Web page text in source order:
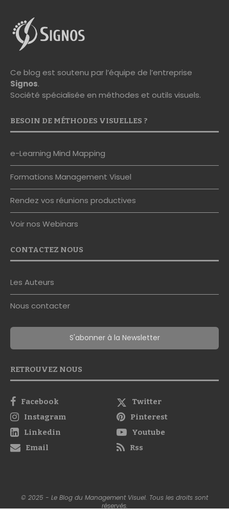
Ce blog est soutenu par l’équipe de l’entreprise
Signos.
Société spécialisée en méthodes et outils visuels.
BESOIN DE MÉTHODES VISUELLES ?
e-Learning Mind Mapping
Formations Management Visuel
Rendez vos réunions productives
Voir nos Webinars
CONTACTEZ NOUS
Les Auteurs
Nous contacter
S'abonner à la Newsletter
RETROUVEZ NOUS
Facebook
Twitter
Instagram
Pinterest
Linkedin
Youtube
Email
Rss
© 2025 - Le Blog du Management Visuel. Tous les droits sont
réservés.